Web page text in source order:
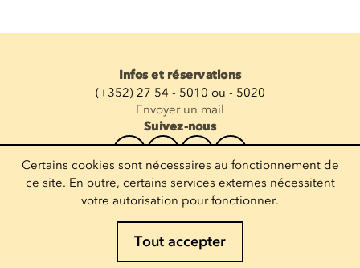
Infos et réservations
(+352) 27 54 - 5010 ou - 5020
Envoyer un mail
Suivez-nous
Recevoir la newsletter
Entrez votre mail
Certains cookies sont nécessaires au fonctionnement de
ce site. En outre, certains services externes nécessitent
votre autorisation pour fonctionner.
Tout accepter